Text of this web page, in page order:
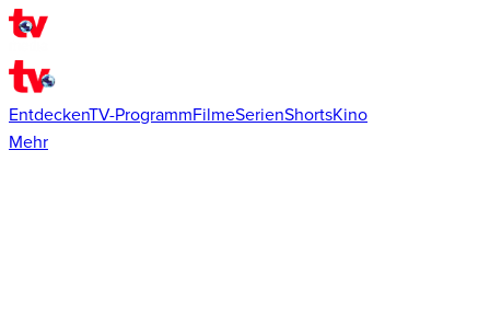
EntdeckenTV-ProgrammFilmeSerienShortsKino
Mehr